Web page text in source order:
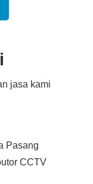
jasa kami